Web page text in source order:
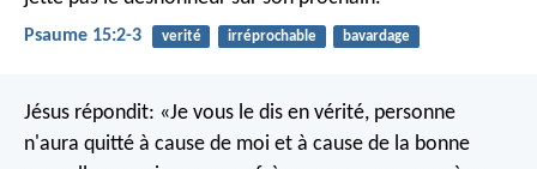
Psaume 15:2-3 verité irréprochable bavardage
Jésus répondit: «Je vous le dis en vérité, personne
n'aura quitté à cause de moi et à cause de la bonne